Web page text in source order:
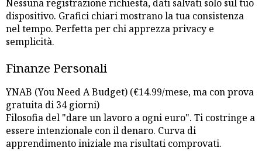
Nessuna registrazione richiesta, dati salvati solo sul tuo
dispositivo. Grafici chiari mostrano la tua consistenza
nel tempo. Perfetta per chi apprezza privacy e
semplicità.
Finanze Personali
YNAB (You Need A Budget) (€14.99/mese, ma con prova
gratuita di 34 giorni)
Filosofia del "dare un lavoro a ogni euro". Ti costringe a
essere intenzionale con il denaro. Curva di
apprendimento iniziale ma risultati comprovati.